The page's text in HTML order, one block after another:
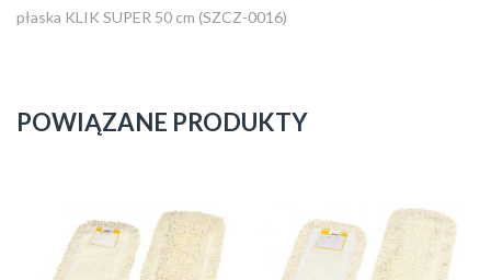
płaska KLIK SUPER 50 cm (SZCZ-0016)
POWIĄZANE PRODUKTY